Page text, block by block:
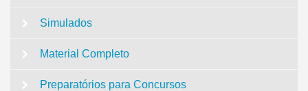
Simulados
Material Completo
Preparatórios para Concursos